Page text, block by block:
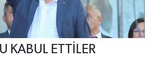
KABUL ETTİLER